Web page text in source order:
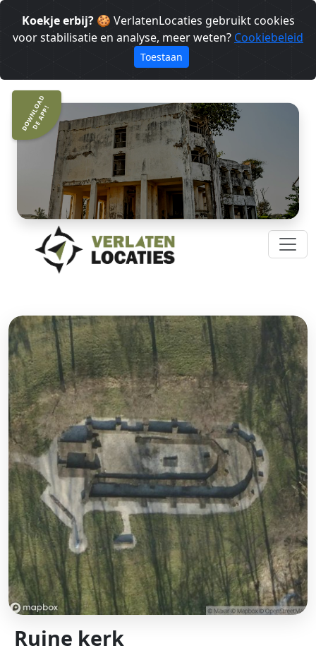
Koekje erbij?🍪 VerlatenLocaties gebruikt cookies
voor stabilisatie en analyse, meer weten? Cookiebeleid
Toestaan
DOWNLOAD
DE APP!
Ruine kerk